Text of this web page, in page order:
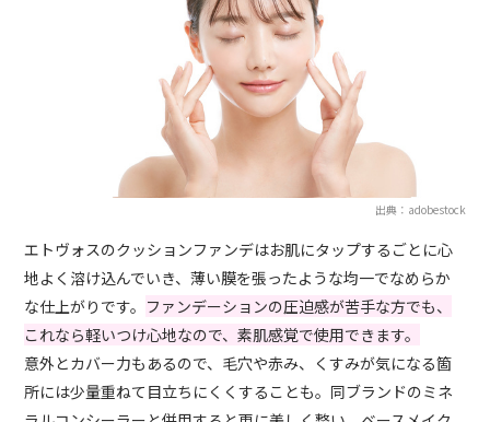
出典：adobestock
エトヴォスのクッションファンデはお肌にタップするごとに心
地よく溶け込んでいき、薄い膜を張ったような均一でなめらか
な仕上がりです。 ファンデーションの圧迫感が苦手な方でも、
これなら軽いつけ心地なので、素肌感覚で使用できます。
意外とカバー力もあるので、毛穴や赤み、くすみが気になる箇
所には少量重ねて目立ちにくくすることも。同ブランドのミネ